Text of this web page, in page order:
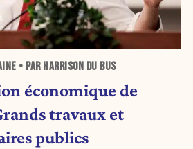
• PAR HARRISON DU BUS
économique de
travaux et
publics